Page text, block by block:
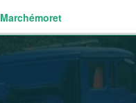
Marchémoret